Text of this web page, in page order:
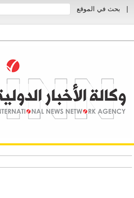
بحث في الموقع